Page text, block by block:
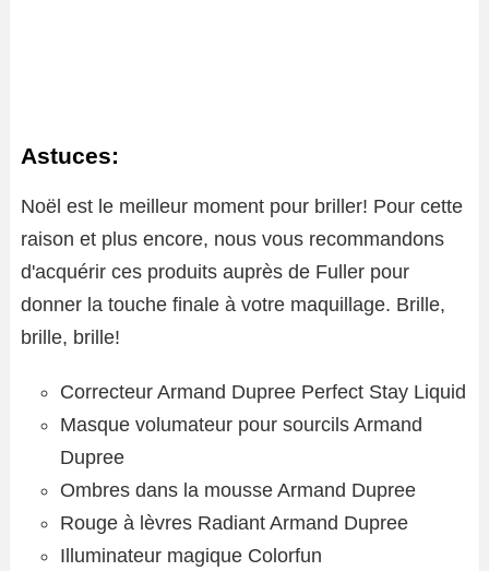
Astuces:
Noël est le meilleur moment pour briller! Pour cette
raison et plus encore, nous vous recommandons
d'acquérir ces produits auprès de Fuller pour
donner la touche finale à votre maquillage. Brille,
brille, brille!
Correcteur Armand Dupree Perfect Stay Liquid
Masque volumateur pour sourcils Armand
Dupree
Ombres dans la mousse Armand Dupree
Rouge à lèvres Radiant Armand Dupree
Illuminateur magique Colorfun